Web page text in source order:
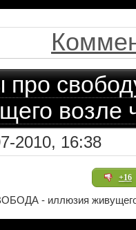
про
возле
2010, 16:38
+16
- иллюзия живущего